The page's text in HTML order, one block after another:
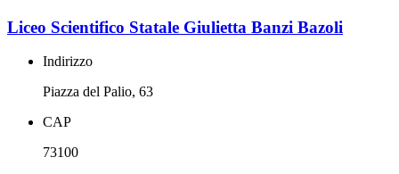
Liceo Scientifico Statale Giulietta Banzi Bazoli
Indirizzo
Piazza del Palio, 63
CAP
73100